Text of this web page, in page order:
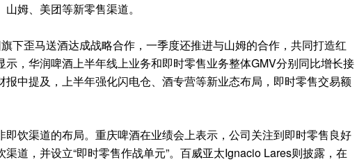
姆、美团等新零售渠道。
下歪马送酒达成战略合作，一季度还推进与山姆的合作，共同打造红
，华润啤酒上半年线上业务和即时零售业务整体GMV分别同比增长接
中提及，上半年强化闪电仓、酒专营等新业态布局，即时零售交易额
饮渠道的布局。重庆啤酒在业绩会上表示，公司关注到即时零售良好
道，并设立“即时零售作战单元”。百威亚太Ignacio Lares则披露，在